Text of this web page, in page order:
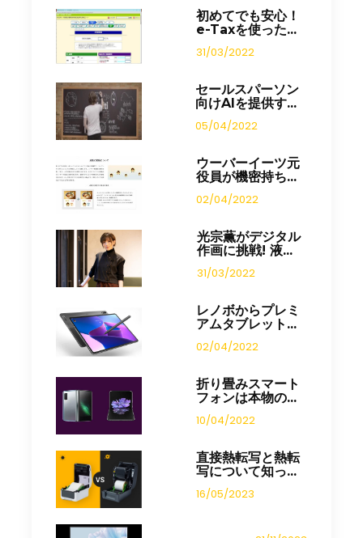
初めてでも安心！
e-Taxを使った...
31/03/2022
セールスパーソン
向けAIを提供す...
05/04/2022
ウーバーイーツ元
役員が機密持ち...
02/04/2022
光宗薫がデジタル
作画に挑戦! 液...
31/03/2022
レノボからプレミ
アムタブレット...
02/04/2022
折り畳みスマート
フォンは本物の...
10/04/2022
直接熱転写と熱転
写について知っ...
16/05/2023